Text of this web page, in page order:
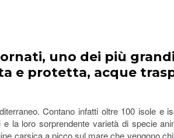
uno dei più
e protetta, acque
Contano infatti oltre 100 isole e
la loro sorprendente varietà di specie
carsica a picco sul mare che vengono